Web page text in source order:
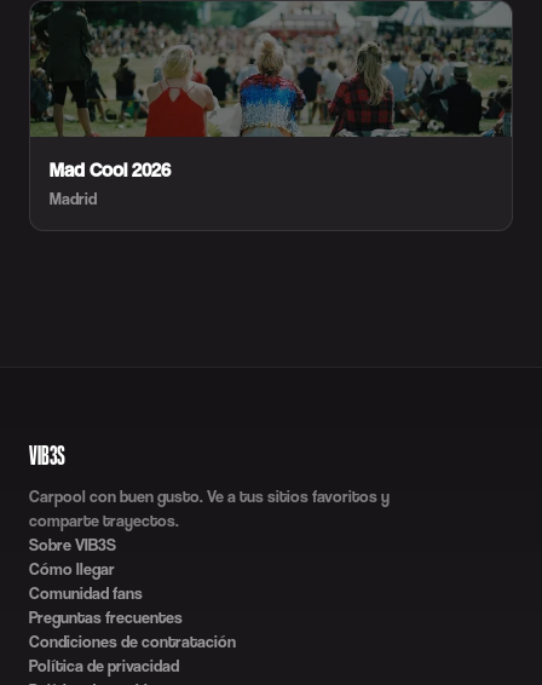
Mad Cool 2026
Madrid
VIB3S
Carpool con buen gusto. Ve a tus sitios favoritos y
comparte trayectos.
Sobre VIB3S
Cómo llegar
Comunidad fans
Preguntas frecuentes
Condiciones de contratación
Política de privacidad